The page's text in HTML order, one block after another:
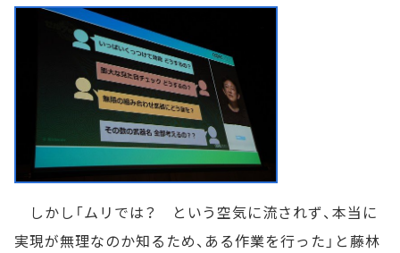
しかし「ムリでは？ という空気に流されず、本当に
実現が無理なのか知るため、ある作業を行った」と藤林